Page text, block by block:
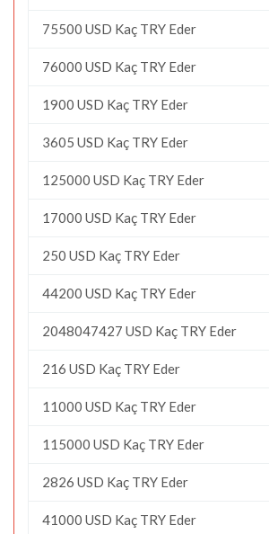
75500 USD Kaç TRY Eder
76000 USD Kaç TRY Eder
1900 USD Kaç TRY Eder
3605 USD Kaç TRY Eder
125000 USD Kaç TRY Eder
17000 USD Kaç TRY Eder
250 USD Kaç TRY Eder
44200 USD Kaç TRY Eder
2048047427 USD Kaç TRY Eder
216 USD Kaç TRY Eder
11000 USD Kaç TRY Eder
115000 USD Kaç TRY Eder
2826 USD Kaç TRY Eder
41000 USD Kaç TRY Eder